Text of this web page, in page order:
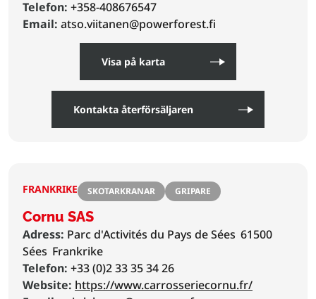
Telefon: +358-408676547
Email: atso.viitanen@powerforest.fi
Visa på karta
Kontakta återförsäljaren
FRANKRIKE SKOTARKRANAR GRIPARE
Cornu SAS
Adress: Parc d'Activités du Pays de Sées 61500
Sées Frankrike
Telefon: +33 (0)2 33 35 34 26
Website: https://www.carrosseriecornu.fr/